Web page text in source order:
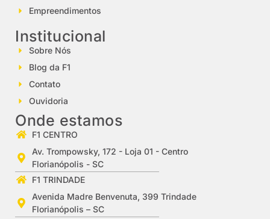
Empreendimentos
Institucional
Sobre Nós
Blog da F1
Contato
Ouvidoria
Onde estamos
F1 CENTRO
Av. Trompowsky, 172 - Loja 01 - Centro
Florianópolis - SC
F1 TRINDADE
Avenida Madre Benvenuta, 399 Trindade
Florianópolis – SC